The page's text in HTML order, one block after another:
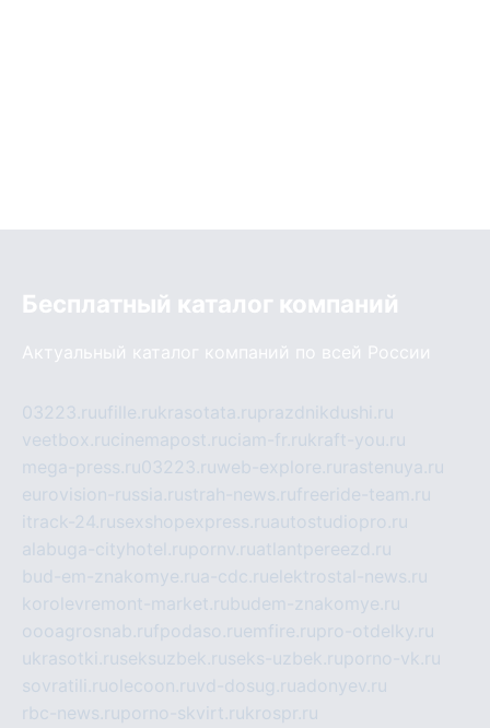
Бесплатный каталог компаний
Актуальный каталог компаний по всей России
03223.ruufille.rukrasotata.ruprazdnikdushi.ru
veetbox.rucinemapost.ruciam-fr.rukraft-you.ru
mega-press.ru03223.ruweb-explore.ru rastenuya.ru
eurovision-russia.rustrah-news.rufreeride-team.ru
itrack-24.rusexshopexpress.ruautostudiopro.ru
alabuga-cityhotel.rupornv.ruatlantpereezd.ru
bud-em-znakomye.rua-cdc.ruelektrostal-news.ru
korolevremont-market.rubudem-znakomye.ru
oooagrosnab.rufpodaso.ruemfire.rupro-otdelky.ru
ukrasotki.ruseksuzbek.ruseks-uzbek.ruporno-vk.ru
sovratili.ruolecoon.ruvd-dosug.ruadonyev.ru
rbc-news.ruporno-skvirt.rukrospr.ru